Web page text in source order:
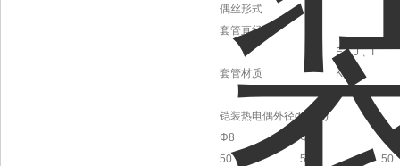
偶丝形式
套管直径
套管材质
E﹑J﹑T
K﹑N
S
铠装热电偶外径d (mm)
Φ8
Φ6
Φ5
50
50
50